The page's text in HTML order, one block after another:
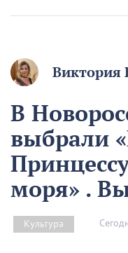
Виктория
В
выбрали
моря» .
Культура